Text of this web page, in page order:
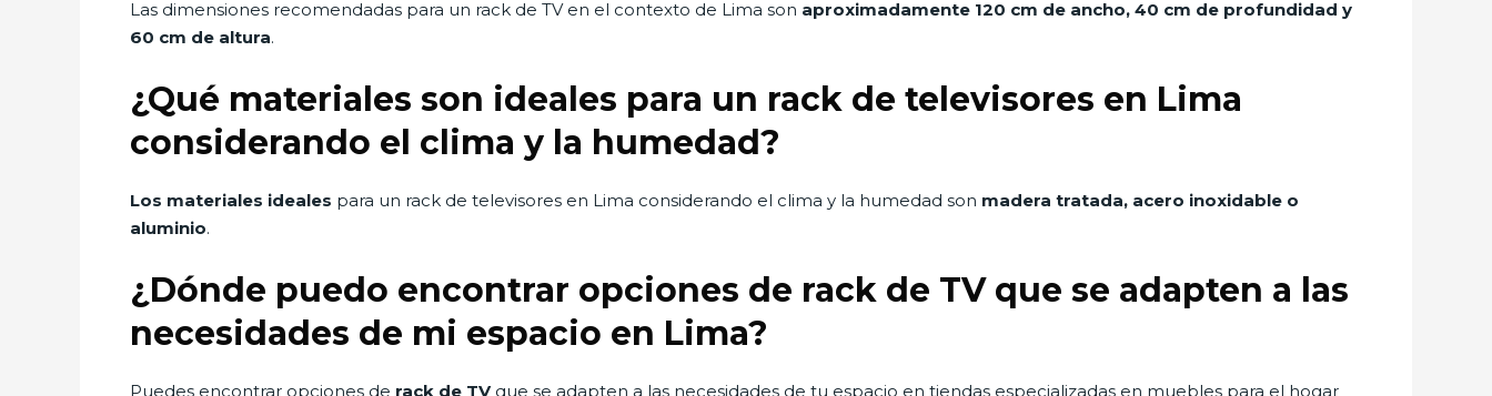
Las dimensiones recomendadas para un rack de TV en el contexto de Lima son aproximadamente 120 cm de ancho, 40 cm de profundidad y
60 cm de altura.
¿Qué materiales son ideales para un rack de televisores en Lima
considerando el clima y la humedad?
Los materiales ideales para un rack de televisores en Lima considerando el clima y la humedad son madera tratada, acero inoxidable o
aluminio.
¿Dónde puedo encontrar opciones de rack de TV que se adapten a las
necesidades de mi espacio en Lima?
Puedes encontrar opciones de rack de TVque se adapten a las necesidades de tu espacio en tiendas especializadas en muebles para el hogar